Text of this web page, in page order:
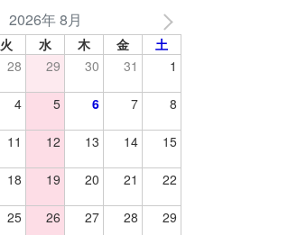
2026年 8月
火 水 木 金
土
28 29 30 31 1
4 5 6 7 8
11 12 13 14 15
18 19 20 21 22
25 26 27 28 29